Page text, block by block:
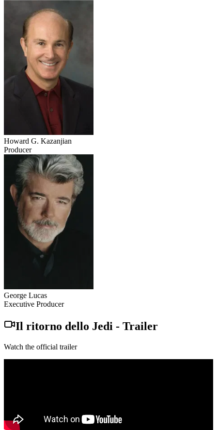
Howard G. Kazanjian
Producer
George Lucas
Executive Producer
Il ritorno dello Jedi - Trailer
Watch the official trailer